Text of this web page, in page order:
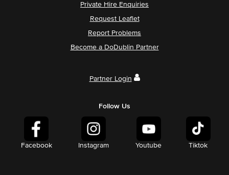
Private Hire Enquiries
Request Leaflet
Report Problems
Become a DoDublin Partner
Partner Login
Follow Us
Facebook Instagram Youtube Tiktok